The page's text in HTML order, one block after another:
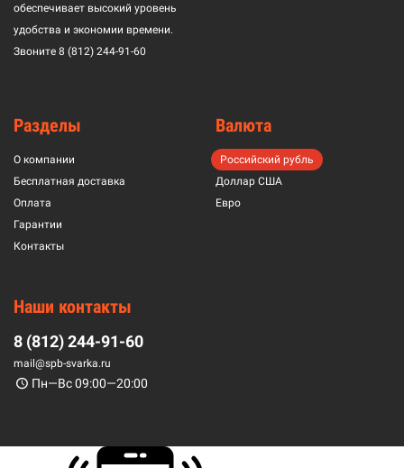
обеспечивает высокий уровень
удобства и экономии времени.
Звоните 8 (812) 244-91-60
Разделы
О компании
Бесплатная доставка
Оплата
Гарантии
Контакты
Валюта
Российский рубль
Доллар США
Евро
Наши контакты
8 (812) 244-91-60
mail@spb-svarka.ru
Пн—Вс 09:00—20:00